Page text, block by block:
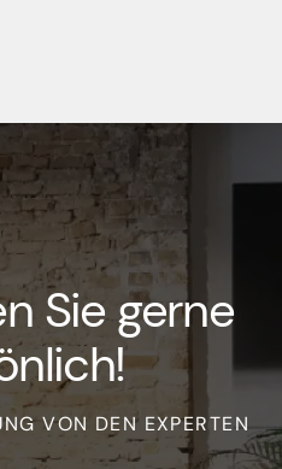
Sie gerne
VON DEN EXPERTEN